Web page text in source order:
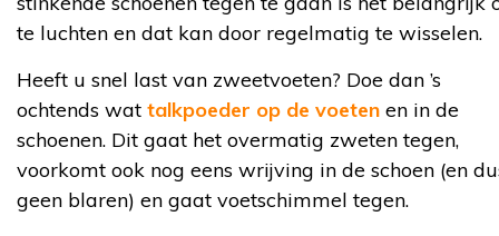
te luchten en dat kan door regelmatig te wisselen.
Heeft u snel last van zweetvoeten? Doe dan ’s
ochtends wat talkpoeder op de voeten en in de
schoenen. Dit gaat het overmatig zweten tegen,
voorkomt ook nog eens wrijving in de schoen (en
geen blaren) en gaat voetschimmel tegen.